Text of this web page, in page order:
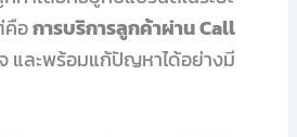
คือการบริการลูกค้าผ่าน Call
จ และพร้อมแก้ปัญหาได้อย่างมี